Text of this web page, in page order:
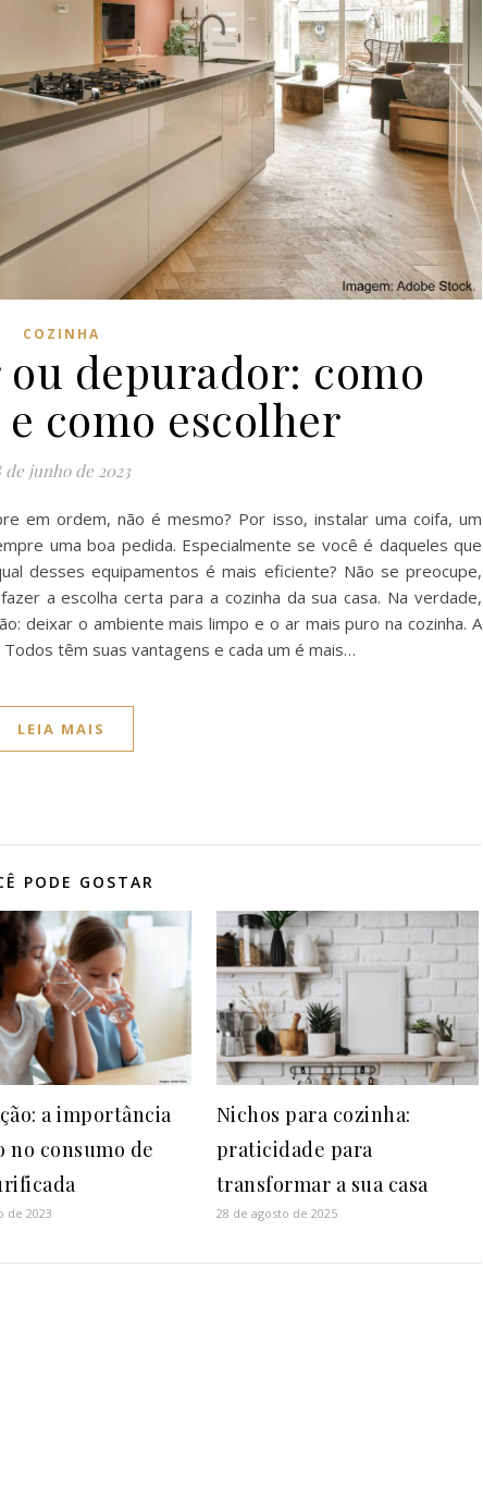
COZINHA
depurador: como
como escolher
de junho de 2023
em ordem, não é mesmo? Por isso, instalar uma coifa, um
uma boa pedida. Especialmente se você é daqueles que
desses equipamentos é mais eficiente? Não se preocupe,
a escolha certa para a cozinha da sua casa. Na verdade,
deixar o ambiente mais limpo e o ar mais puro na cozinha. A
têm suas vantagens e cada um é mais…
LEIA MAIS
PODE GOSTAR
a importância
consumo de
de 2023
Nichos para cozinha:
praticidade para
transformar a sua casa
28 de agosto de 2025